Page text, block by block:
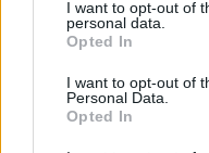
I want to opt-out of
personal data.
Opted In
I want to opt-out of
Personal Data.
Opted In